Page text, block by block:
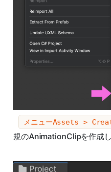
メニューAssets >
規のAnimationClipを作成し